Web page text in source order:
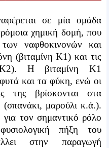
σε μία ομάδα
χημική δομή, που
ναφθοκινονών και
(βιταμίνη Κ1) και τις
Κ2). Η βιταμίνη Κ1
και τα φύκη, ενώ οι
της βρίσκονται στα
μαρούλι κ.ά.).
τον σημαντικό ρόλο
πήξη του
στην παραγωγή